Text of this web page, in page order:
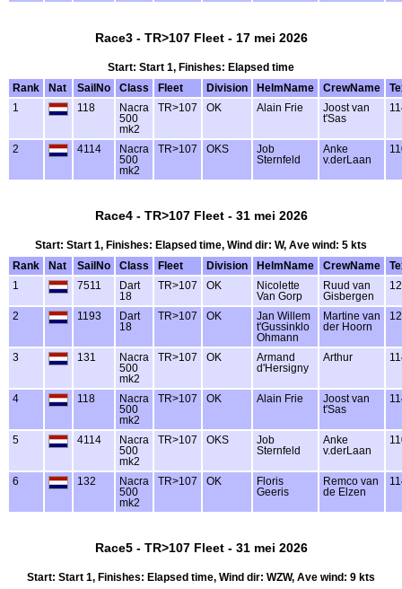
Race3 - TR>107 Fleet - 17 mei 2026
Start: Start 1, Finishes: Elapsed time
Rank
Nat SailNo Class Fleet Division HelmName CrewName
1
118
Nacra
500
mk2
TR>107 OK Alain Frie
Joost van
t'Sas
2 4114
Nacra
500
mk2
TR>107 OKS
Job
Sternfeld
Anke
v.derLaan
Race4 - TR>107 Fleet - 31 mei 2026
Start: Start 1, Finishes: Elapsed time, Wind dir: W, Ave wind: 5 kts
Rank
Nat SailNo Class Fleet Division HelmName CrewName
1
7511
Dart
18
TR>107 OK
Nicolette
Van Gorp
Ruud van
Gisbergen
2 1193
Dart
18
TR>107 OK
Jan Willem
t'Gussinklo
Ohmann
Martine van
der Hoorn
3 131
Nacra
500
mk2
TR>107 OK
Armand
d'Hersigny
Arthur
4 118
Nacra
500
mk2
TR>107 OK Alain Frie
Joost van
t'Sas
5 4114
Nacra
500
mk2
TR>107 OKS
Job
Sternfeld
Anke
v.derLaan
6 132
Nacra
500
mk2
TR>107 OK
Floris
Geeris
Remco van
de Elzen
Race5 - TR>107 Fleet - 31 mei 2026
Start: Start 1, Finishes: Elapsed time, Wind dir: WZW, Ave wind: 9 kts